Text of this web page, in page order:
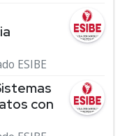
ESIBE
con